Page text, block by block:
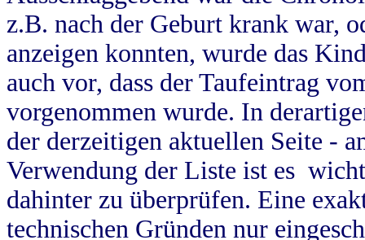
z.B. nach der Geburt krank war,
anzeigen konnten, wurde das
auch vor, dass der Taufeintrag
vorgenommen wurde. In
der derzeitigen aktuellen Seite -
Verwendung der Liste ist es
dahinter zu überprüfen. Eine
technischen Gründen nur